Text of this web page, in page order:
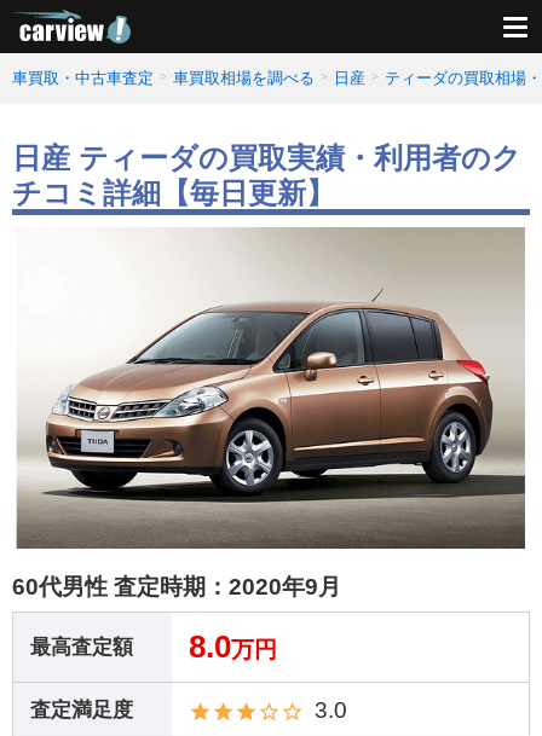
車買取・中古車査定 車買取相場を調べる 日産 ティーダの買取相場
日産 ティーダの買取実績・利用者のク
チコミ詳細【毎日更新】
60代男性 査定時期： 2020年9月
最高査定額 8.0万円
査定満足度 3.0